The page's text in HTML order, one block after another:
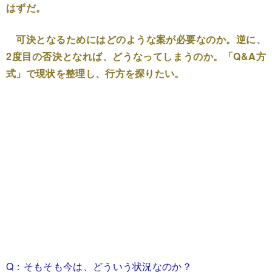
はずだ。
可決となるためにはどのような案が必要なのか。逆に、
2度目の否決となれば、どうなってしまうのか。「Q&A方
式」で現状を整理し、行方を探りたい。
Q：そもそも今は、どういう状況なのか？